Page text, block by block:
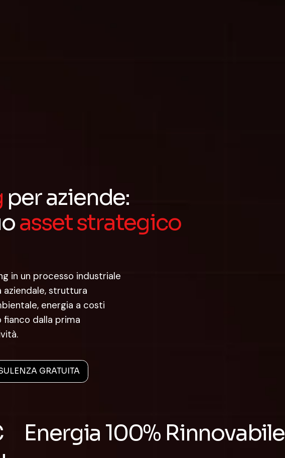
per aziende:
asset strategico
in un processo industriale
, struttura
energia a costi
fianco dalla prima
GRATUITA
Energia 100% Rinnovabile